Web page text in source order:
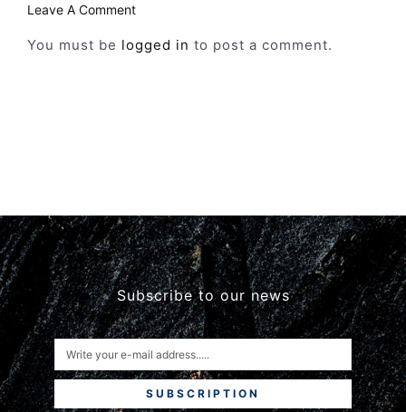
Leave A Comment
You must be logged in to post a comment.
Subscribe to our news
SUBSCRIPTION